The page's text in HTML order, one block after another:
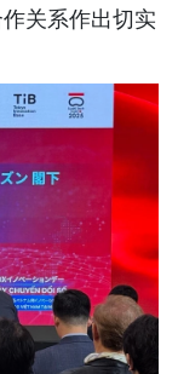
关系作出切实